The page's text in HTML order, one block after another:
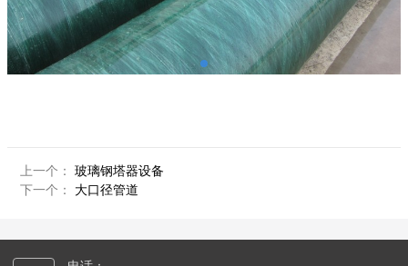
上一个： 玻璃钢塔器设备
下一个： 大口径管道